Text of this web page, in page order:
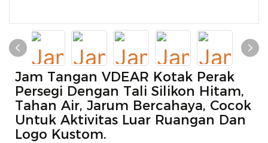
Jam Tangan VDEAR Kotak Perak
Persegi Dengan Tali Silikon Hitam,
Tahan Air, Jarum Bercahaya, Cocok
Untuk Aktivitas Luar Ruangan Dan
Logo Kustom.